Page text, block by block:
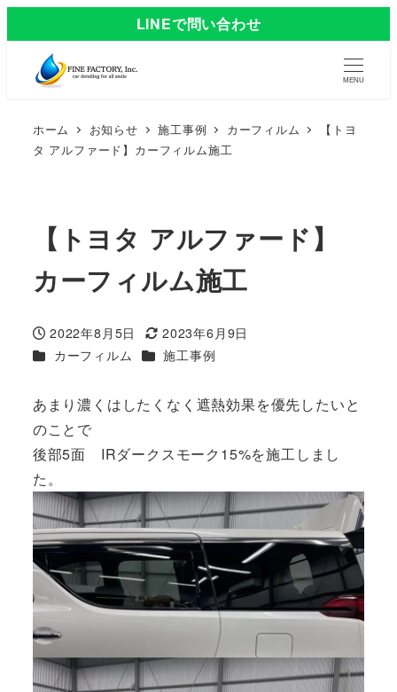
LINEで問い合わせ
MENU
ホーム お知らせ 施工事例 カーフィルム
【トヨ
タ アルファード】カーフィルム施工
【トヨタ アルファード】
カーフィルム施工
投稿日
2022年8月5日
更新日
2023年6月9日
カテゴリー
カーフィルム カテゴリー
施工事例
あまり濃くはしたくなく遮熱効果を優先したいと
のことで
後部5面 IRダークスモーク15%を施工しまし
た。